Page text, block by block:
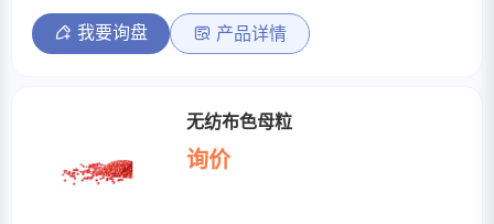
我要询盘 产品详情
无纺布色母粒
询价